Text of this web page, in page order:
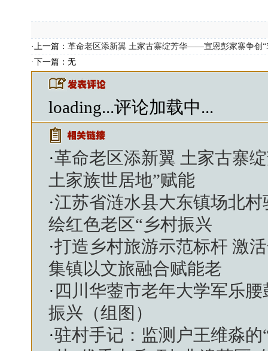
·上一篇： 革命老区添新翼 土家古寨绽芳华——宣恩彭家寨争创
·下一篇：无
loading...评论加载中...
·革命老区添新翼 土家古寨
土家族世居地”赋能
·江苏省涟水县大东镇场北
绘红色老区“乡村振兴
·打造乡村旅游示范标杆 激
集镇以文旅融合赋能老
· 四川华蓥市老年大学军乐
振兴（组图）
·驻村手记：监测户王维淼的